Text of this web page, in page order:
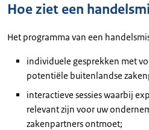
Hoe ziet een
Het programma van een
individuele gesprekken met
potentiële buitenlandse
interactieve sessies waarbij
relevant zijn voor uw
zakenpartners ontmoet;